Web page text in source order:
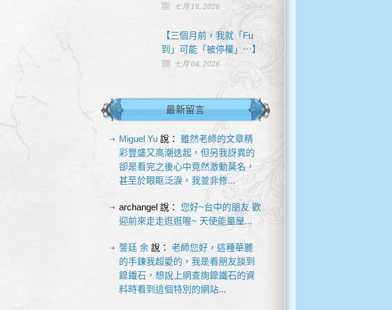
七月 16, 2026
【三個月前，我就「Fu
到」可能「被停權」⋯】
七月 04, 2026
最新留言
Miguel Yu說： 雖然老師的文章精
彩豐盛又高潮迭起，但另我訝異的
卻是看完之後心中竟然激動莫名，
甚至於眼眶泛淚。我並非修...
archangel說： 您好~台中的朋友 歡
迎前來走走逛逛喔~ 天使能量屋...
謦廷 余說： 老師您好，這種華麗
的手鍊我超愛的，我是看朋友談到
鎳鐵石，想說上網查詢鎳鐵石的資
料時看到這個特別的網站...